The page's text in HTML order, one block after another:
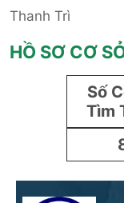
Thanh Trì
HỒ SƠ CƠ
Số
Tìm